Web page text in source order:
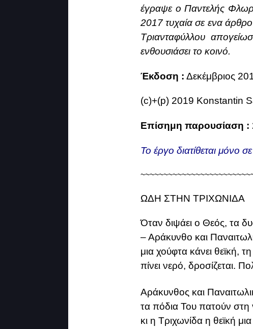
έγραψε ο Παντελής
2017 τυχαία σε ενα
Τριανταφύλλου
ενθουσιάσει το κοινό.
Έκδοση : Δεκέμβριος
(c)+(p) 2019 Konstantin
Επίσημη παρουσίαση :
Το έργο διατίθεται μόνο
ΩΔΗ ΣΤΗΝ ΤΡΙΧΩΝΙΔΑ
Όταν διψάει ο Θεός, τα
– Αράκυνθο και
μια χούφτα κάνει θεϊκή,
πίνει νερό, δροσίζεται.
Αράκυνθος και
τα πόδια Του πατούν στη
κι η Τριχωνίδα η θεϊκή